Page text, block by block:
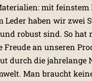
mit
Leder haben wir zwei
robust sind. So
Freude an unseren
durch die jahrelange
Man braucht